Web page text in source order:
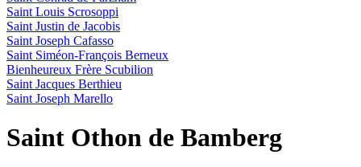
Saint Louis Scrosoppi
Saint Justin de Jacobis
Saint Joseph Cafasso
Saint Siméon-François Berneux
Bienheureux Frère Scubilion
Saint Jacques Berthieu
Saint Joseph Marello
Saint Othon de Bamberg